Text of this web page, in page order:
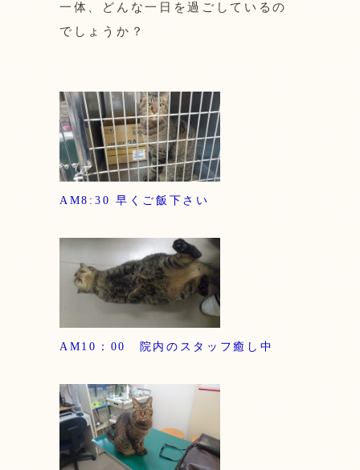
一体、どんな一日を過ごしているの
でしょうか？
AM8:30 早くご飯下さい
AM10：00 院内のスタッフ癒し中